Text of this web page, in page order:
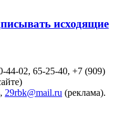
исходящие
44-02, 65-25-40, +7 (909)
29rbk@mail.ru (реклама).